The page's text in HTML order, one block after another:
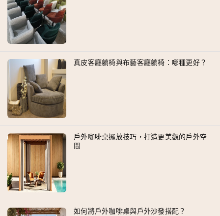
真皮客廳躺椅與布藝客廳躺椅：哪種更好？
戶外咖啡桌擺放技巧，打造更美觀的戶外空
間
如何將戶外咖啡桌與戶外沙發搭配？